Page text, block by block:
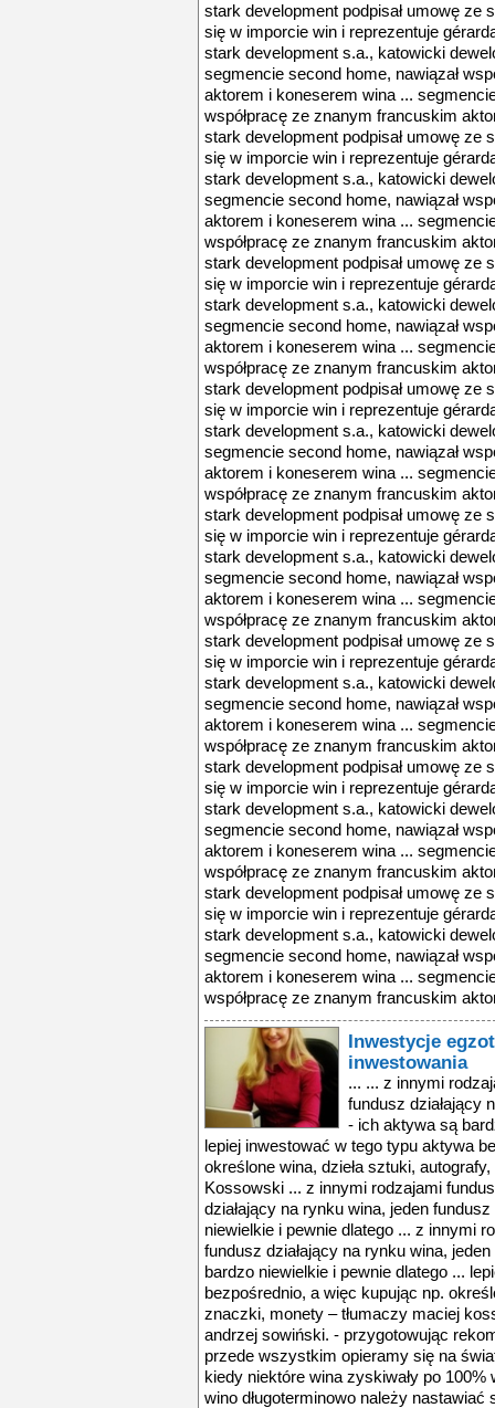
stark development podpisał umowę ze
się w imporcie win i reprezentuje
stark development s.a., katowicki
segmencie second home, nawiązał
aktorem i koneserem wina ...
współpracę ze znanym francuskim
stark development podpisał umowę ze
się w imporcie win i reprezentuje
stark development s.a., katowicki
segmencie second home, nawiązał
aktorem i koneserem wina ...
współpracę ze znanym francuskim
stark development podpisał umowę ze
się w imporcie win i reprezentuje
stark development s.a., katowicki
segmencie second home, nawiązał
aktorem i koneserem wina ...
współpracę ze znanym francuskim
stark development podpisał umowę ze
się w imporcie win i reprezentuje
stark development s.a., katowicki
segmencie second home, nawiązał
aktorem i koneserem wina ...
współpracę ze znanym francuskim
stark development podpisał umowę ze
się w imporcie win i reprezentuje
stark development s.a., katowicki
segmencie second home, nawiązał
aktorem i koneserem wina ...
współpracę ze znanym francuskim
stark development podpisał umowę ze
się w imporcie win i reprezentuje
stark development s.a., katowicki
segmencie second home, nawiązał
aktorem i koneserem wina ...
współpracę ze znanym francuskim
stark development podpisał umowę ze
się w imporcie win i reprezentuje
stark development s.a., katowicki
segmencie second home, nawiązał
aktorem i koneserem wina ...
współpracę ze znanym francuskim
stark development podpisał umowę ze
się w imporcie win i reprezentuje
stark development s.a., katowicki
segmencie second home, nawiązał
aktorem i koneserem wina ...
współpracę ze znanym francuskim
Inwestycje
inwestowania
... ... z innymi
fundusz działający
- ich aktywa są
lepiej inwestować w tego typu aktywa
określone wina, dzieła sztuki,
Kossowski ... z innymi rodzajami
działający na rynku wina, jeden
niewielkie i pewnie dlatego ... z innymi
fundusz działający na rynku wina,
bardzo niewielkie i pewnie dlatego ...
bezpośrednio, a więc kupując np.
znaczki, monety – tłumaczy maciej
andrzej sowiński. - przygotowując
przede wszystkim opieramy się na
kiedy niektóre wina zyskiwały po
wino długoterminowo należy